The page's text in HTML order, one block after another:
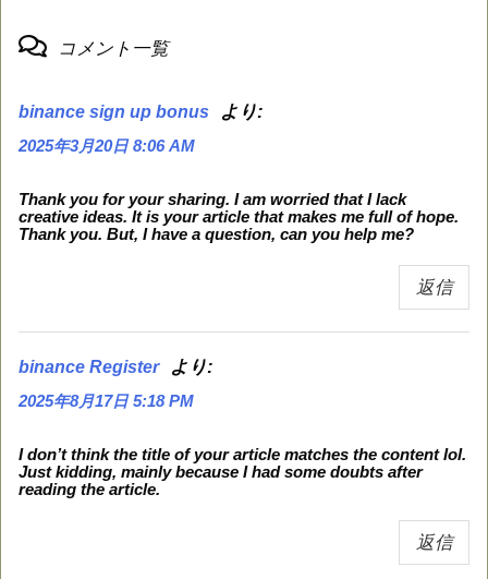
コメント一覧
binance sign up bonus より:
2025年3月20日 8:06 AM
Thank you for your sharing. I am worried that I lack
creative ideas. It is your article that makes me full of hope.
Thank you. But, I have a question, can you help me?
返信
binance Register より:
2025年8月17日 5:18 PM
I don’t think the title of your article matches the content lol.
Just kidding, mainly because I had some doubts after
reading the article.
返信